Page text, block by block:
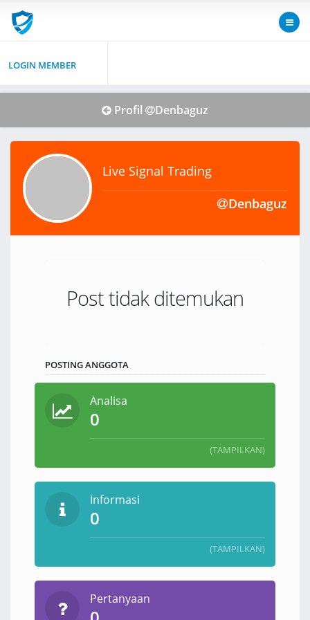
LOGIN MEMBER
Profil Denbaguz
Live Signal Trading
Denbaguz
Post tidak ditemukan
POSTING ANGGOTA
Analisa
0
(TAMPILKAN)
Informasi
0
(TAMPILKAN)
Pertanyaan